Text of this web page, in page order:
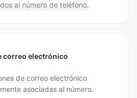
al número de teléfono.
correo electrónico
de correo electrónico
asociadas al número.